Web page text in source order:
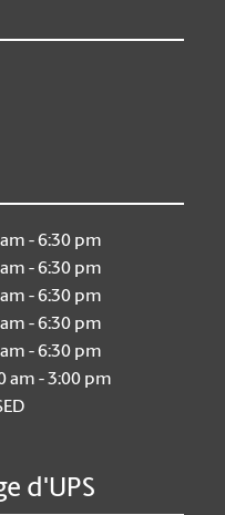
- 6:30 pm
- 6:30 pm
- 6:30 pm
- 6:30 pm
- 6:30 pm
am - 3:00 pm
d'UPS